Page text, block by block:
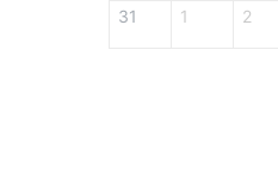
31 1 2